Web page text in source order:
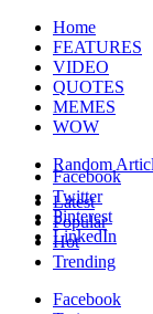
Home
FEATURES
VIDEO
QUOTES
MEMES
WOW
Random
Latest
Popular
Hot
Trending
Facebook
Facebook
Twitter
Pinterest
LinkedIn